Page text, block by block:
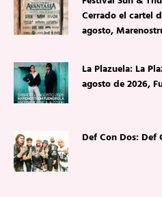
Cerrado el cartel
agosto,
La Plazuela: La
agosto de 2026,
Def Con Dos: Def